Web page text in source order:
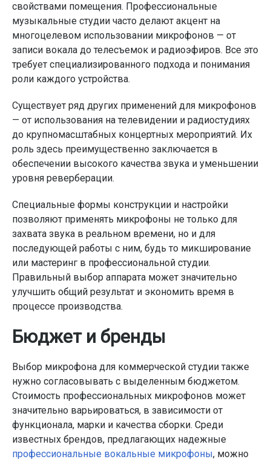
свойствами помещения. Профессиональные
музыкальные студии часто делают акцент на
многоцелевом использовании микрофонов — от
записи вокала до телесъемок и радиоэфиров. Все это
требует специализированного подхода и понимания
роли каждого устройства.
Существует ряд других применений для микрофонов
— от использования на телевидении и радиостудиях
до крупномасштабных концертных мероприятий. Их
роль здесь преимущественно заключается в
обеспечении высокого качества звука и уменьшении
уровня реверберации.
Специальные формы конструкции и настройки
позволяют применять микрофоны не только для
захвата звука в реальном времени, но и для
последующей работы с ним, будь то микширование
или мастеринг в профессиональной студии.
Правильный выбор аппарата может значительно
улучшить общий результат и экономить время в
процессе производства.
Бюджет и бренды
Выбор микрофона для коммерческой студии также
нужно согласовывать с выделенным бюджетом.
Стоимость профессиональных микрофонов может
значительно варьироваться, в зависимости от
функционала, марки и качества сборки. Среди
известных брендов, предлагающих надежные
профессиональные вокальные микрофоны, можно